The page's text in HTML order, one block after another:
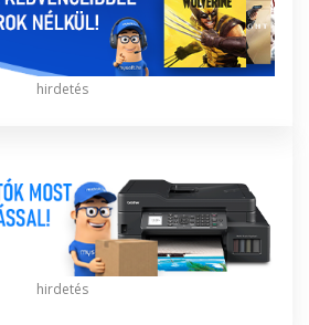
hirdetés
hirdetés